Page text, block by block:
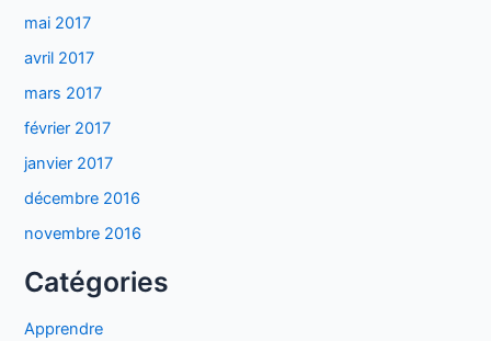
mai 2017
avril 2017
mars 2017
février 2017
janvier 2017
décembre 2016
novembre 2016
Catégories
Apprendre